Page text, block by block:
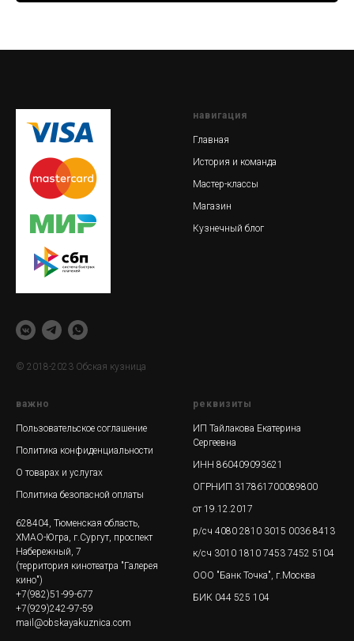
© 2018-2023 Обская кузница
навигация
Главная
История и команда
Мастер-классы
Магазин
Кузнечный блог
важно
Пользовательское соглашение
Политика конфиденциальности
О товарах и услугах
Политика безопасной оплаты
628404, Тюменская область,
ХМАО-Югра, г.Сургут, проспект
Набережный, 7
(территория кинотеатра "Галерея
кино")
+7(982)51-99-677
+7(929)242-97-59
mail@obskayakuznica.com
реквизиты
ИП Тайлакова Екатерина
Сергеевна
ИНН 860409093621
ОГРНИП 317861700089800
от 19.12.2017
р/сч 4080 2810 3015 0036 8413
к/сч 3010 1810 7453 7452 5104
ООО "Банк Точка", г.Москва
БИК 044 525 104